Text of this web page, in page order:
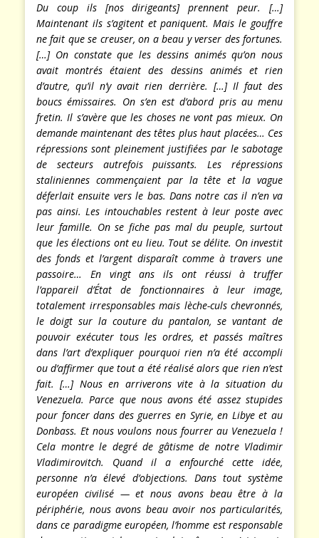
Du coup ils [nos dirigeants] prennent peur. […]
Maintenant ils s’agitent et paniquent. Mais le gouffre
ne fait que se creuser, on a beau y verser des fortunes.
[…] On constate que les dessins animés qu’on nous
avait montrés étaient des dessins animés et rien
d’autre, qu’il n’y avait rien derrière. […] Il faut des
boucs émissaires. On s’en est d’abord pris au menu
fretin. Il s’avère que les choses ne vont pas mieux. On
demande maintenant des têtes plus haut placées… Ces
répressions sont pleinement justifiées par le sabotage
de secteurs autrefois puissants. Les répressions
staliniennes commençaient par la tête et la vague
déferlait ensuite vers le bas. Dans notre cas il n’en va
pas ainsi. Les intouchables restent à leur poste avec
leur famille. On se fiche pas mal du peuple, surtout
que les élections ont eu lieu. Tout se délite. On investit
des fonds et l’argent disparaît comme à travers une
passoire… En vingt ans ils ont réussi à truffer
l’appareil d’État de fonctionnaires à leur image,
totalement irresponsables mais lèche-culs chevronnés,
le doigt sur la couture du pantalon, se vantant de
pouvoir exécuter tous les ordres, et passés maîtres
dans l’art d’expliquer pourquoi rien n’a été accompli
ou d’affirmer que tout a été réalisé alors que rien n’est
fait. […] Nous en arriverons vite à la situation du
Venezuela. Parce que nous avons été assez stupides
pour foncer dans des guerres en Syrie, en Libye et au
Donbass. Et nous voulons nous fourrer au Venezuela !
Cela montre le degré de gâtisme de notre Vladimir
Vladimirovitch. Quand il a enfourché cette idée,
personne n’a élevé d’objections. Dans tout système
européen civilisé — et nous avons beau être à la
périphérie, nous avons beau avoir nos particularités,
dans ce paradigme européen, l’homme est responsable